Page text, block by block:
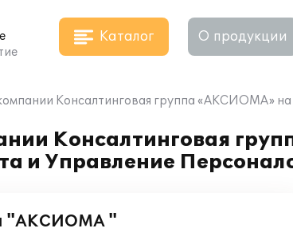
Каталог О продукции
Консалтинговая группа «АКСИОМА»
Консалтинговая
и Управление
"АКСИОМА "